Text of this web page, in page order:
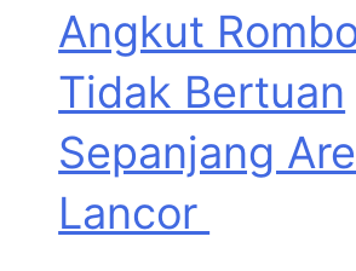
Angkut
Tidak Bertuan
Sepanjang
Lancor